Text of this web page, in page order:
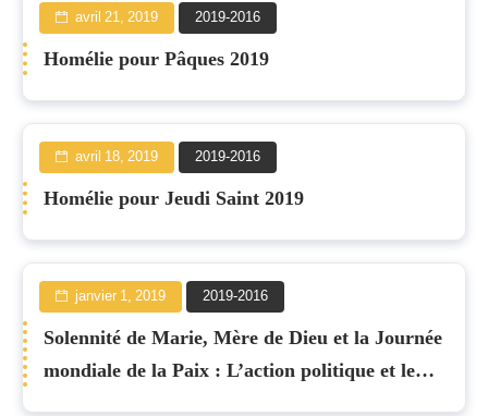
avril 21, 2019 2019-2016
Homélie pour Pâques 2019
avril 18, 2019 2019-2016
Homélie pour Jeudi Saint 2019
janvier 1, 2019 2019-2016
Solennité de Marie, Mère de Dieu et la Journée
mondiale de la Paix : L’action politique et le